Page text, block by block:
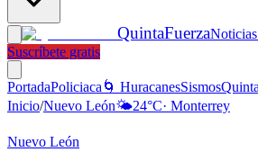
QuintaFuerza
Suscríbete gratis
PortadaPoliciaca 🌀 HuracanesSismos
Inicio/Nuevo León🌤️24°C· Monterrey
Nuevo León